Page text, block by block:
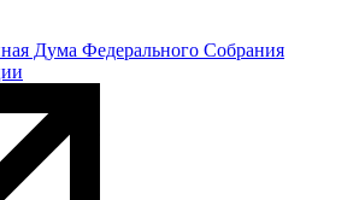
Дума Федерального Собрания